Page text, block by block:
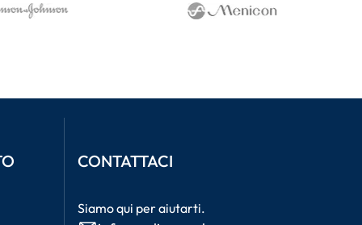
CONTATTACI
Siamo qui per aiutarti.